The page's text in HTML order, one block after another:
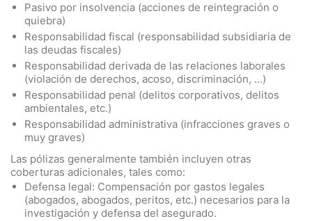
Pasivo por insolvencia (acciones de reintegración o
quiebra)
Responsabilidad fiscal (responsabilidad subsidiaria de
las deudas fiscales)
Responsabilidad derivada de las relaciones laborales
(violación de derechos, acoso, discriminación, …)
Responsabilidad penal (delitos corporativos, delitos
ambientales, etc.)
Responsabilidad administrativa (infracciones graves o
muy graves)
Las pólizas generalmente también incluyen otras
coberturas adicionales, tales como:
Defensa legal: Compensación por gastos legales
(abogados, abogados, peritos, etc.) necesarios para la
investigación y defensa del asegurado.